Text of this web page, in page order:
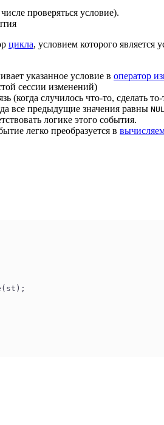
проверяться условие).
цикла, условием которого
указанное условие в оператор
сессии изменений)
(когда случилось что-то, сделать то-
все предыдущие значения равны
логике этого события.
легко преобразуется в